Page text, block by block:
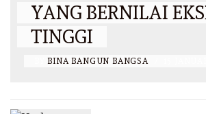
YANG BERNILAI
TINGGI
BINA BANGUN BANGSA